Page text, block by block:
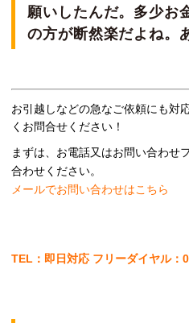
願いしたんだ。多少お
の方が断然楽だよね。
お引越しなどの急なご依頼にも対
くお問合せください！
まずは、お電話又はお問い合わせ
合わせください。
メールでお問い合わせはこちら
TEL：即日対応 フリーダイヤル：